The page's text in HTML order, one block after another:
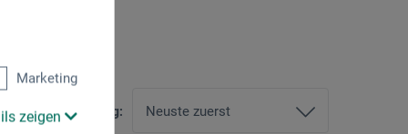
Marketing
zeigenSortierung: